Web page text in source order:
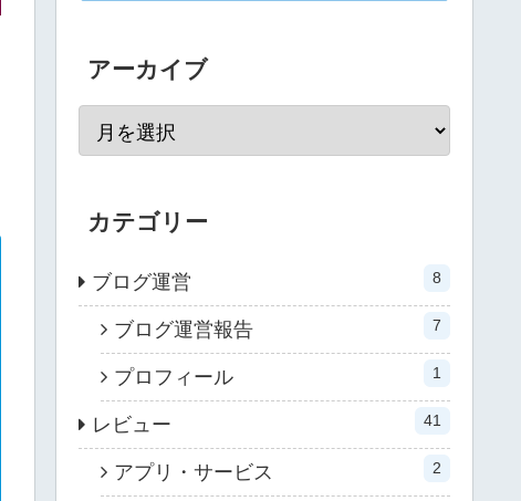
アーカイブ
カテゴリー
ブログ運営 8
ブログ運営報告 7
プロフィール 1
レビュー 41
アプリ・サービス 2